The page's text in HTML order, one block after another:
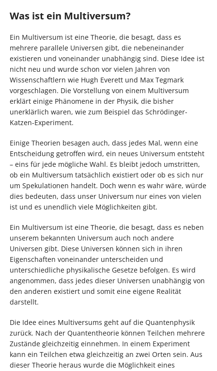
Was ist ein Multiversum?
Ein Multiversum ist eine Theorie, die besagt, dass es
mehrere parallele Universen gibt, die nebeneinander
existieren und voneinander unabhängig sind. Diese Idee ist
nicht neu und wurde schon vor vielen Jahren von
Wissenschaftlern wie Hugh Everett und Max Tegmark
vorgeschlagen. Die Vorstellung von einem Multiversum
erklärt einige Phänomene in der Physik, die bisher
unerklärlich waren, wie zum Beispiel das Schrödinger-
Katzen-Experiment.
Einige Theorien besagen auch, dass jedes Mal, wenn eine
Entscheidung getroffen wird, ein neues Universum entsteht
– eins für jede mögliche Wahl. Es bleibt jedoch umstritten,
ob ein Multiversum tatsächlich existiert oder ob es sich nur
um Spekulationen handelt. Doch wenn es wahr wäre, würde
dies bedeuten, dass unser Universum nur eines von vielen
ist und es unendlich viele Möglichkeiten gibt.
Ein Multiversum ist eine Theorie, die besagt, dass es neben
unserem bekannten Universum auch noch andere
Universen gibt. Diese Universen können sich in ihren
Eigenschaften voneinander unterscheiden und
unterschiedliche physikalische Gesetze befolgen. Es wird
angenommen, dass jedes dieser Universen unabhängig von
den anderen existiert und somit eine eigene Realität
darstellt.
Die Idee eines Multiversums geht auf die Quantenphysik
zurück. Nach der Quantentheorie können Teilchen mehrere
Zustände gleichzeitig einnehmen. In einem Experiment
kann ein Teilchen etwa gleichzeitig an zwei Orten sein. Aus
dieser Theorie heraus wurde die Möglichkeit eines